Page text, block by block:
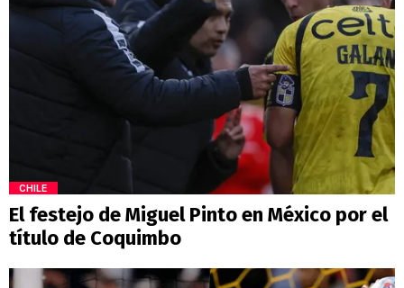
CHILE
El festejo de Miguel Pinto en México por el
título de Coquimbo